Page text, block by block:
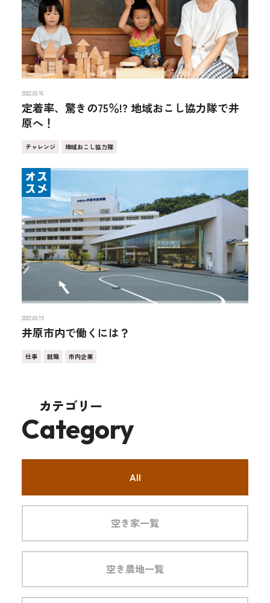
2022.03.16
定着率、驚きの75％!? 地域おこし協力隊で井
原へ！
チャレンジ 地域おこし協力隊
2022.03.15
井原市内で働くには？
仕事 就職 市内企業
カテゴリー
Category
All
空き家一覧
空き農地一覧